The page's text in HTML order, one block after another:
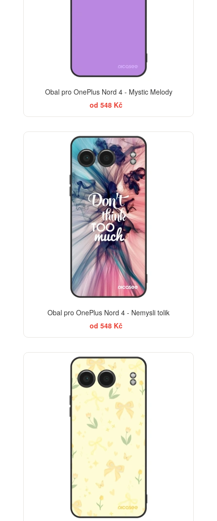
Obal pro OnePlus Nord 4 - Mystic Melody
od 548 Kč
Obal pro OnePlus Nord 4 - Nemysli tolik
od 548 Kč